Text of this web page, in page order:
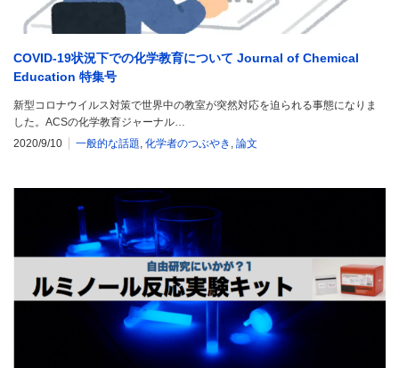
COVID-19状況下での化学教育について Journal of Chemical
Education 特集号
新型コロナウイルス対策で世界中の教室が突然対応を迫られる事態になりま
した。ACSの化学教育ジャーナル…
2020/9/10
一般的な話題, 化学者のつぶやき , 論文